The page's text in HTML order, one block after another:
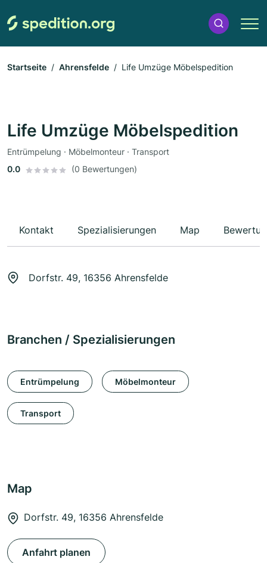
Startseite Ahrensfelde Life Umzüge Möbelspedition
Life Umzüge Möbelspedition
Entrümpelung · Möbelmonteur · Transport
0.0
(0 Bewertungen)
Kontakt Spezialisierungen Map
Dorfstr. 49, 16356 Ahrensfelde
Branchen / Spezialisierungen
Entrümpelung Möbelmonteur
Transport
Map
Dorfstr. 49, 16356 Ahrensfelde
Anfahrt planen